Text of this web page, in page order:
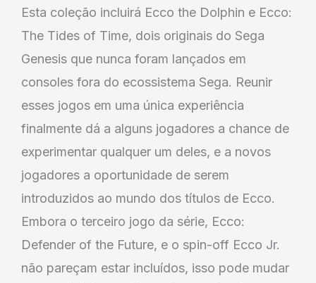
Esta coleção incluirá Ecco the Dolphin e Ecco:
The Tides of Time, dois originais do Sega
Genesis que nunca foram lançados em
consoles fora do ecossistema Sega. Reunir
esses jogos em uma única experiência
finalmente dá a alguns jogadores a chance de
experimentar qualquer um deles, e a novos
jogadores a oportunidade de serem
introduzidos ao mundo dos títulos de Ecco.
Embora o terceiro jogo da série, Ecco:
Defender of the Future, e o spin-off Ecco Jr.
não pareçam estar incluídos, isso pode mudar